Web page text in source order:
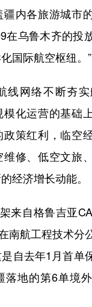
内各旅游城市
在乌鲁木齐的投
国际航空枢纽。”
网络不断夯实
化运营的基础
策红利，临空
修、低空文旅
经济增长动能。
自格鲁吉亚
南航工程技术分
自去年1月首单
落地的第6单境